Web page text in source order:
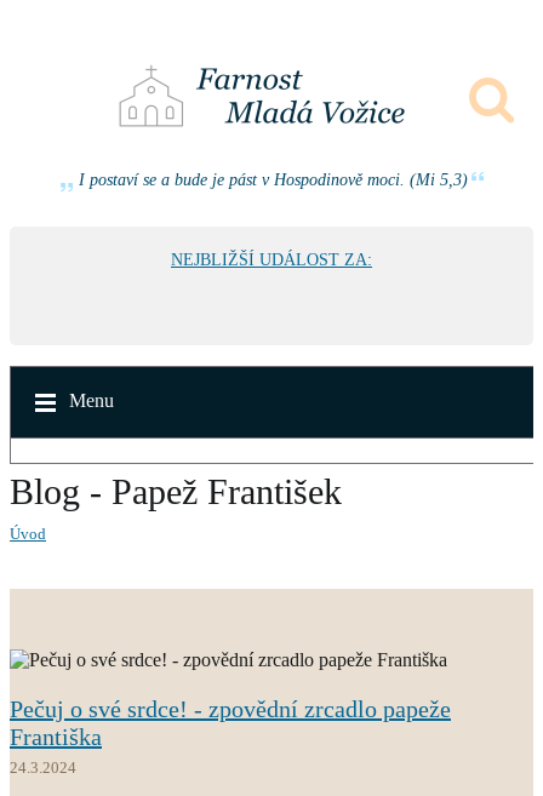
I postaví se a bude je pást v Hospodinově moci. (Mi 5,3)
NEJBLIŽŠÍ UDÁLOST ZA:
Menu
Blog - Papež František
Úvod
Pečuj o své srdce! - zpovědní zrcadlo papeže
Františka
24.3.2024